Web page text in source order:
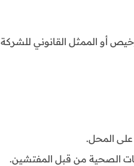
أو الممثل القانوني للشركة
المحل.
الصحية من قبل المفتشين.